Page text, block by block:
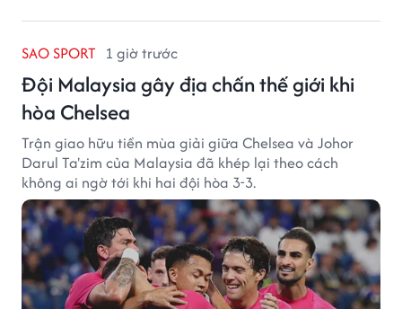
SAO SPORT 1 giờ trước
Đội Malaysia gây địa chấn thế giới khi
hòa Chelsea
Trận giao hữu tiền mùa giải giữa Chelsea và Johor
Darul Ta'zim của Malaysia đã khép lại theo cách
không ai ngờ tới khi hai đội hòa 3-3.